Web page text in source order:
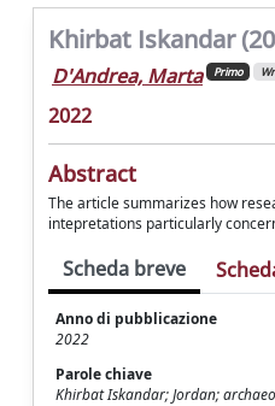
Khirbat Iskandar
D'Andrea, Marta Primo
2022
Abstract
The article summarizes how
intepretations particularly
Scheda breve
Anno di pubblicazione
2022
Parole chiave
Khirbat Iskandar; Jordan;